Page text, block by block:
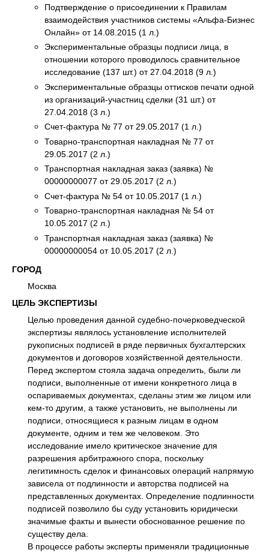
Подтверждение о присоединении к Правилам
взаимодействия участников системы «Альфа-Бизнес
Онлайн» от 14.08.2015 (1 л.)
Экспериментальные образцы подписи лица, в
отношении которого проводилось сравнительное
исследование (137 шт.) от 27.04.2018 (9 л.)
Экспериментальные образцы оттисков печати одной
из организаций-участниц сделки (31 шт.) от
27.04.2018 (3 л.)
Счет-фактура № 77 от 29.05.2017 (1 л.)
Товарно-транспортная накладная № 77 от
29.05.2017 (2 л.)
Транспортная накладная заказ (заявка) №
00000000077 от 29.05.2017 (2 л.)
Счет-фактура № 54 от 10.05.2017 (1 л.)
Товарно-транспортная накладная № 54 от
10.05.2017 (2 л.)
Транспортная накладная заказ (заявка) №
00000000054 от 10.05.2017 (2 л.)
ГОРОД
Москва
ЦЕЛЬ ЭКСПЕРТИЗЫ
Целью проведения данной судебно-почерковедческой
экспертизы являлось установление исполнителей
рукописных подписей в ряде первичных бухгалтерских
документов и договоров хозяйственной деятельности.
Перед экспертом стояла задача определить, были ли
подписи, выполненные от имени конкретного лица в
оспариваемых документах, сделаны этим же лицом или
кем-то другим, а также установить, не выполнены ли
подписи, относящиеся к разным лицам в одном
документе, одним и тем же человеком. Это
исследование имело критическое значение для
разрешения арбитражного спора, поскольку
легитимность сделок и финансовых операций напрямую
зависела от подлинности и авторства подписей на
представленных документах. Определение подлинности
подписей позволило бы суду установить юридически
значимые факты и вынести обоснованное решение по
существу дела.
В процессе работы эксперты применяли традиционные